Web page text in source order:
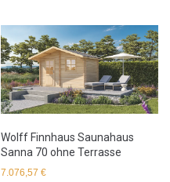
Wolff Finnhaus Saunahaus
Sanna 70 ohne Terrasse
7.076,57€